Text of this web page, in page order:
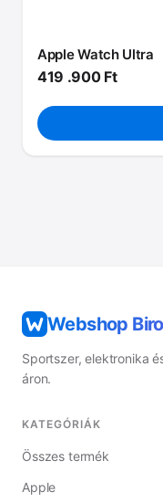
Apple Watch Ultra
419 .900 Ft
Webshop
Sportszer, elektronika
áron.
KATEGÓRIÁK
Összes termék
Apple